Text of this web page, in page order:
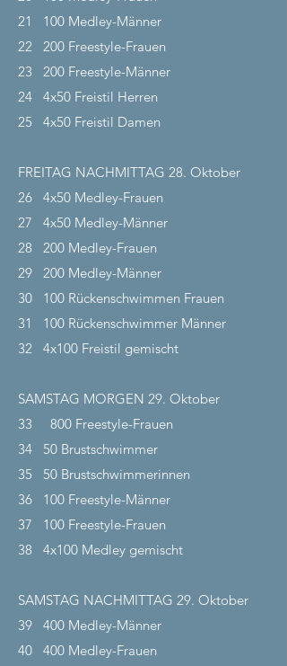
21
100 Medley-Männer
22
200 Freestyle-Frauen
23
200 Freestyle-Männer
24
4x50 Freistil Herren
25
4x50 Freistil Damen
FREITAG NACHMITTAG 28. Oktober
26
4x50 Medley-Frauen
27
4x50 Medley-Männer
28
200 Medley-Frauen
29
200 Medley-Männer
30
100 Rückenschwimmen Frauen
31
100 Rückenschwimmer Männer
32
4x100 Freistil gemischt
SAMSTAG MORGEN 29. Oktober
33
800 Freestyle-Frauen
34
50 Brustschwimmer
35
50 Brustschwimmerinnen
36
100 Freestyle-Männer
37
100 Freestyle-Frauen
38
4x100 Medley gemischt
SAMSTAG NACHMITTAG 29. Oktober
39
400 Medley-Männer
40
400 Medley-Frauen